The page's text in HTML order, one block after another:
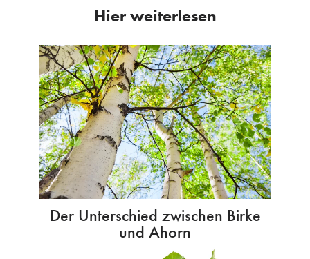
Hier weiterlesen
Der Unterschied zwischen Birke
und Ahorn